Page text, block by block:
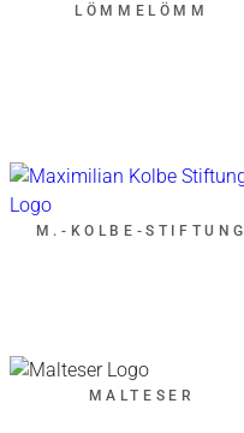
LÖMMELÖMM
M.-KOLBE-STIFTUNG
MALTESER